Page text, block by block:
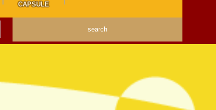
CAPSULE
search